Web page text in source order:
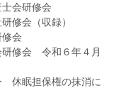
会研修会
修会（収録）
会
修会 令和６年４月
休眠担保権の抹消に